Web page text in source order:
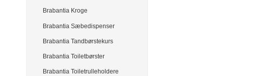
Brabantia Kroge
Brabantia Sæbedispenser
Brabantia Tandbørstekurs
Brabantia Toiletbørster
Brabantia Toiletrulleholdere